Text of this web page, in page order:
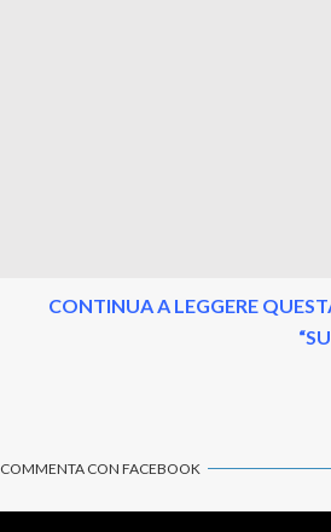
CONTINUA A LEGGERE
COMMENTA CON FACEBOOK